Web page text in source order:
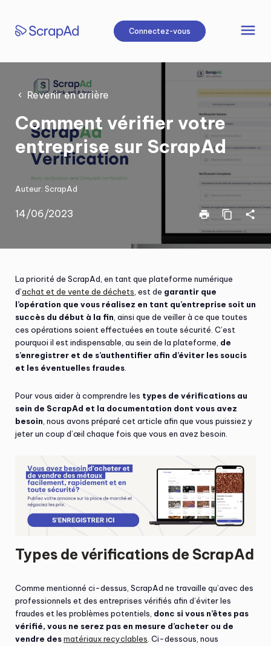
contenu
Connectez-vous menu
Revenir en arrière
Comment vérifier votre
entreprise sur ScrapAd
Auteur: ScrapAd
14/06/2023 print content_copy share
La priorité de ScrapAd, en tant que plateforme numérique
d’achat et de vente de déchets , est de garantir que
l’opération que vous réalisez en tant qu’entreprise soit un
succès du début à la fin , ainsi que de veiller à ce que toutes
ces opérations soient effectuées en toute sécurité. C’est
pourquoi il est indispensable, au sein de la plateforme, de
s’enregistrer et de s’authentifier afin d’éviter les soucis
et les éventuelles fraudes
Pour vous aider à comprendre les types de vérifications au
sein de ScrapAd et la documentation dont vous avez
besoin , nous avons préparé cet article afin que vous puissiez y
jeter un coup d’œil chaque fois que vous en avez besoin.
Types de vérifications de ScrapAd
Comme mentionné ci-dessus, ScrapAd ne travaille qu’avec des
professionnels et des entreprises vérifiés afin d’éviter les
fraudes et les problèmes potentiels, donc si vous n’êtes pas
vérifié, vous ne serez pas en mesure d’acheter ou de
vendre desmatériaux recyclables . Ci-dessous, nous